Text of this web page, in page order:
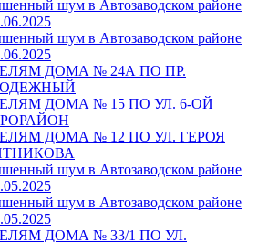
шум в Автозаводском районе
шум в Автозаводском районе
ДОМА № 24А ПО ПР.
ДОМА № 15 ПО УЛ. 6-ОЙ
ДОМА № 12 ПО УЛ. ГЕРОЯ
шум в Автозаводском районе
шум в Автозаводском районе
ДОМА № 33/1 ПО УЛ.